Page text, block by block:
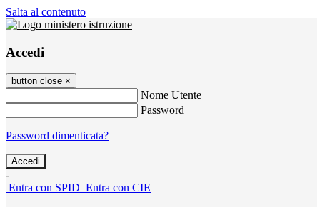
Salta al contenuto
Accedi
button close ×
Nome Utente
Password
Password dimenticata?
-
Entra con SPID Entra con CIE